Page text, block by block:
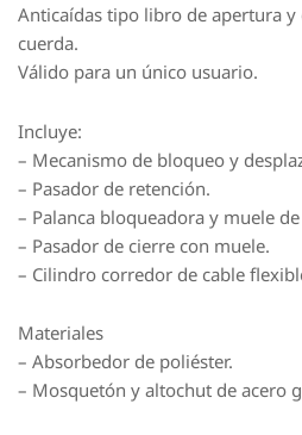
Anticaídas tipo libro de apertura
cuerda.
Válido para un único usuario.
Incluye:
– Mecanismo de bloqueo y
– Pasador de retención.
– Palanca bloqueadora y muele
– Pasador de cierre con muele.
– Cilindro corredor de cable
Materiales
– Absorbedor de poliéster.
– Mosquetón y altochut de acero